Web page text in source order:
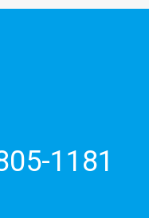
1181